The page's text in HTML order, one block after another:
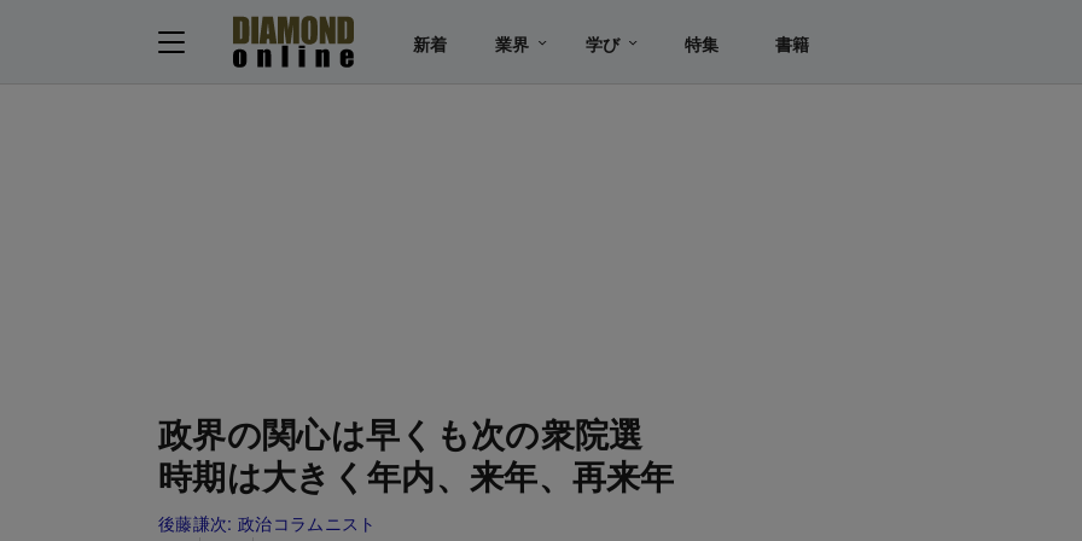
新着 業界 学び 特集 書籍
政界の関心は早くも次の衆院選
時期は大きく年内、来年、再来年
後藤謙次: 政治コラムニスト